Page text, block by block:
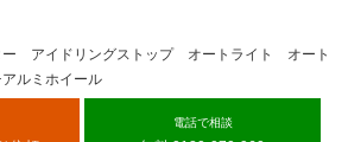
ー アイドリングストップ オートライト オート
ルミホイール
電話で相談